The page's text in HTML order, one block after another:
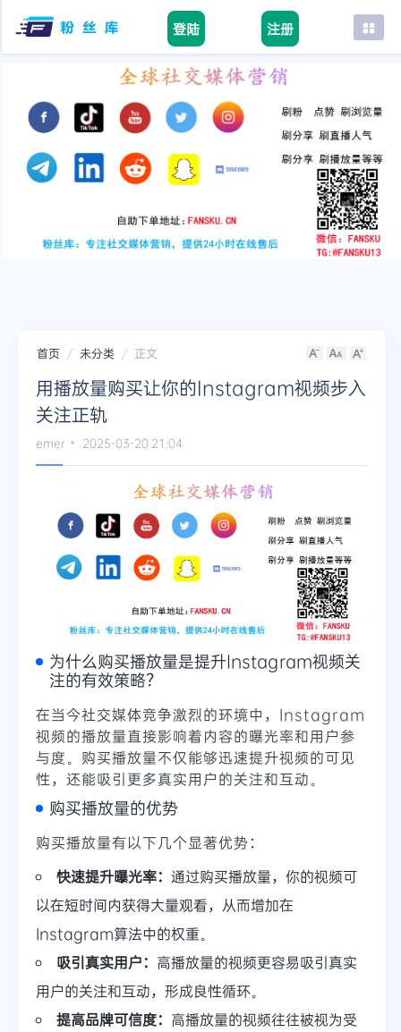
登陆 注册
首页
tiktok
youtube
instagram
首页 未分类 正文
用播放量购买让你的Instagram视频步入
关注正轨
emer 2025-03-20 21:04
为什么购买播放量是提升Instagram视频关
注的有效策略？
在当今社交媒体竞争激烈的环境中，Instagram
视频的播放量直接影响着内容的曝光率和用户参
与度。购买播放量不仅能够迅速提升视频的可见
性，还能吸引更多真实用户的关注和互动。
购买播放量的优势
购买播放量有以下几个显著优势：
快速提升曝光率： 通过购买播放量，你的视频可
以在短时间内获得大量观看，从而增加在
Instagram算法中的权重。
吸引真实用户： 高播放量的视频更容易吸引真实
用户的关注和互动，形成良性循环。
提高品牌可信度： 高播放量的视频往往被视为受